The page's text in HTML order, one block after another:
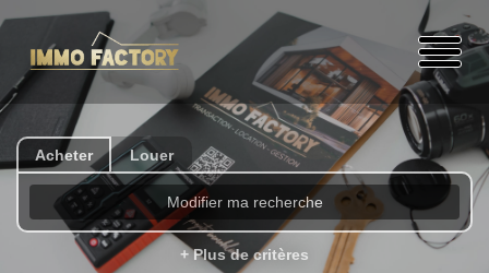
Acheter Louer
Modifier ma recherche
+ Plus de critères